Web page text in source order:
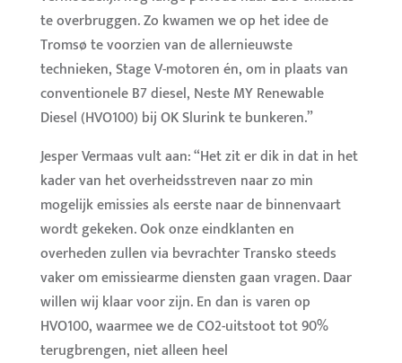
te overbruggen. Zo kwamen we op het idee de
Tromsø te voorzien van de allernieuwste
technieken, Stage V-motoren én, om in plaats van
conventionele B7 diesel, Neste MY Renewable
Diesel (HVO100) bij OK Slurink te bunkeren.”
Jesper Vermaas vult aan: “Het zit er dik in dat in het
kader van het overheidsstreven naar zo min
mogelijk emissies als eerste naar de binnenvaart
wordt gekeken. Ook onze eindklanten en
overheden zullen via bevrachter Transko steeds
vaker om emissiearme diensten gaan vragen. Daar
willen wij klaar voor zijn. En dan is varen op
HVO100, waarmee we de CO2-uitstoot tot 90%
terugbrengen, niet alleen heel